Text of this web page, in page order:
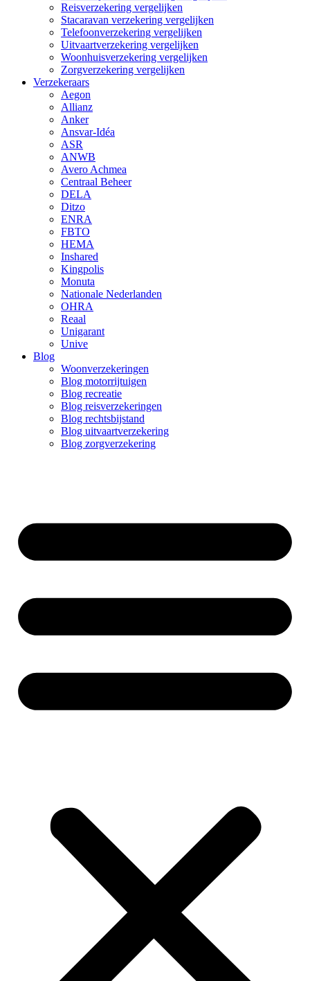
Reisverzekering vergelijken
Stacaravan verzekering vergelijken
Telefoonverzekering vergelijken
Uitvaartverzekering vergelijken
Woonhuisverzekering vergelijken
Zorgverzekering vergelijken
Verzekeraars
Aegon
Allianz
Anker
Ansvar-Idéa
ASR
ANWB
Avero Achmea
Centraal Beheer
DELA
Ditzo
ENRA
FBTO
HEMA
Inshared
Kingpolis
Monuta
Nationale Nederlanden
OHRA
Reaal
Unigarant
Unive
Blog
Woonverzekeringen
Blog motorrijtuigen
Blog recreatie
Blog reisverzekeringen
Blog rechtsbijstand
Blog uitvaartverzekering
Blog zorgverzekering